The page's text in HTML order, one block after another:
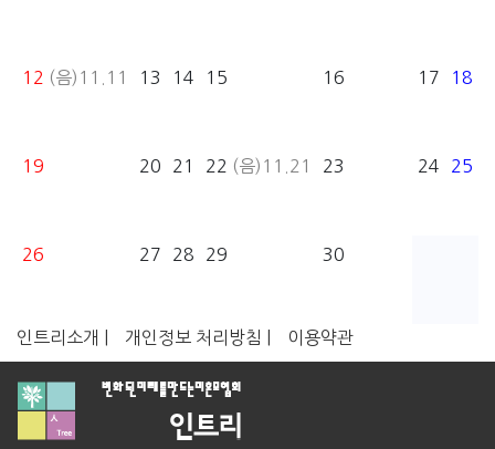
12 (음)11.11 13 14 15 16 17 18
19 20 21 22 (음)11.21 23 24 25
26 27 28 29 30
인트리소개 | 개인정보 처리방침 | 이용약관